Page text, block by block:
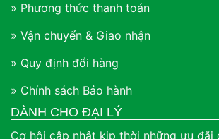
» Phương thức thanh toán
» Vận chuyển & Giao nhận
» Quy định đổi hàng
» Chính sách Bảo hành
DÀNH CHO ĐẠI LÝ
Cơ hội cập nhật kịp thời những ưu đãi